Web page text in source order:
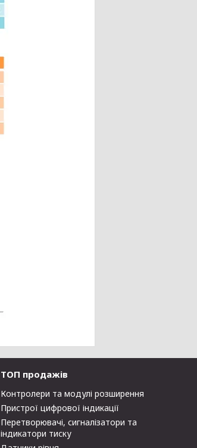
ТОП продажів
Контролери та модулі розширення
Пристрої цифрової індикації
Перетворювачі, сигналізатори та
індикатори тиску